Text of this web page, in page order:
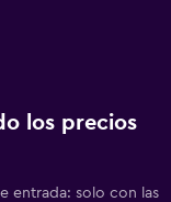
los precios
entrada: solo con las